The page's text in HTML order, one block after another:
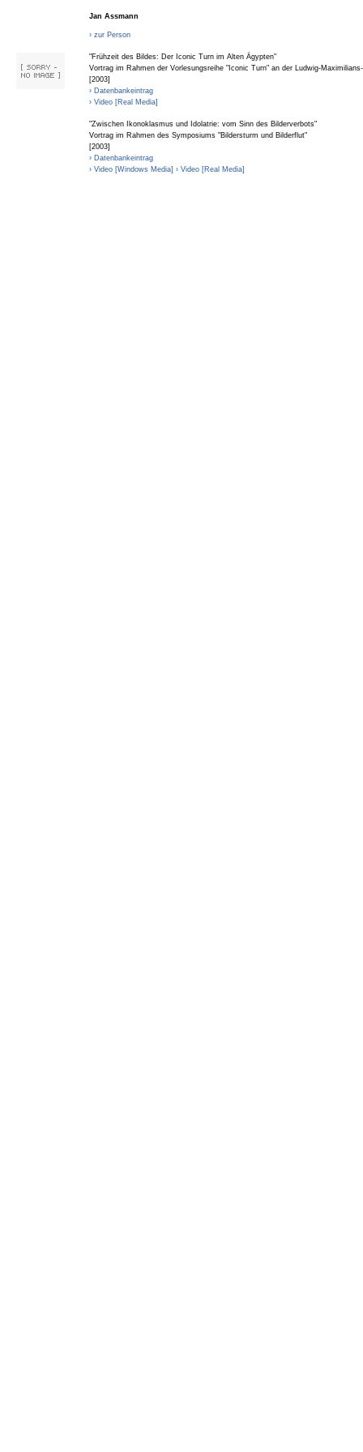
Jan Assmann
› zur Person
"Frühzeit des Bildes: Der Iconic Turn im Alten Ägypten"
Vortrag im Rahmen der Vorlesungsreihe "Iconic Turn" an der Ludwig-
[2003]
› Datenbankeintrag
› Video [Real Media]
"Zwischen Ikonoklasmus und Idolatrie: vom Sinn des Bilderverbots"
Vortrag im Rahmen des Symposiums "Bildersturm und Bilderflut"
[2003]
› Datenbankeintrag
› Video [Windows Media] › Video [Real Media]